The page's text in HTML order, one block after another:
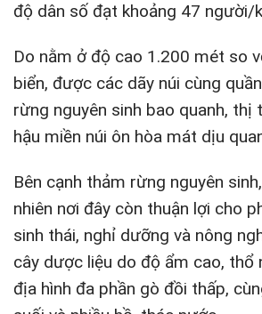
độ dân số đạt khoảng 47 người/
Do nằm ở độ cao 1.200 mét so
biển, được các dãy núi cùng
rừng nguyên sinh bao quanh, thị
hậu miền núi ôn hòa mát dịu
Bên cạnh thảm rừng nguyên
nhiên nơi đây còn thuận lợi cho
sinh thái, nghỉ dưỡng và nông
cây dược liệu do độ ẩm cao, thổ
địa hình đa phần gò đồi thấp,